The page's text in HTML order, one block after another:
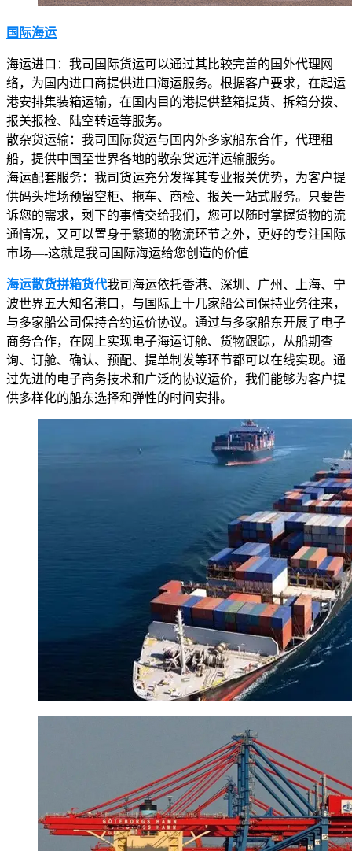
国际海运
海运进口：我司国际货运可以通过其比较完善的国外代理网
络，为国内进口商提供进口海运服务。根据客户要求，在起运
港安排集装箱运输，在国内目的港提供整箱提货、拆箱分拨、
报关报检、陆空转运等服务。
散杂货运输：我司国际货运与国内外多家船东合作，代理租
船，提供中国至世界各地的散杂货远洋运输服务。
海运配套服务：我司货运充分发挥其专业报关优势，为客户提
供码头堆场预留空柜、拖车、商检、报关一站式服务。只要告
诉您的需求，剩下的事情交给我们，您可以随时掌握货物的流
通情况，又可以置身于繁琐的物流环节之外，更好的专注国际
市场—-这就是我司国际海运给您创造的价值
海运散货拼箱货代我司海运依托香港、深圳、广州、上海、宁
波世界五大知名港口，与国际上十几家船公司保持业务往来，
与多家船公司保持合约运价协议。通过与多家船东开展了电子
商务合作，在网上实现电子海运订舱、货物跟踪，从船期查
询、订舱、确认、预配、提单制发等环节都可以在线实现。通
过先进的电子商务技术和广泛的协议运价，我们能够为客户提
供多样化的船东选择和弹性的时间安排。